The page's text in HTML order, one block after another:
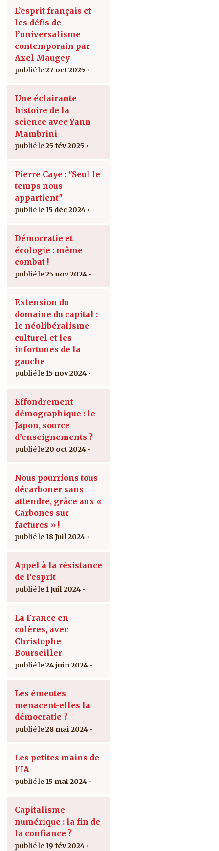
L’esprit français et
les défis de
l’universalisme
contemporain par
Axel Maugey
27 oct 2025
Une éclairante
histoire de la
science avec Yann
Mambrini
25 fév 2025
Pierre Caye : "Seul le
temps nous
appartient"
15 déc 2024
Démocratie et
écologie : même
combat !
25 nov 2024
Extension du
domaine du capital :
le néolibéralisme
culturel et les
infortunes de la
gauche
15 nov 2024
Effondrement
démographique : le
Japon, source
d’enseignements ?
20 oct 2024
Nous pourrions tous
décarboner sans
attendre, grâce aux «
Carbones sur
factures » !
18 Juil 2024
Appel à la résistance
de l’esprit
1 Juil 2024
La France en
colères, avec
Christophe
Bourseiller
24 juin 2024
Les émeutes
menacent-elles la
démocratie ?
28 mai 2024
Les petites mains de
l'IA
15 mai 2024
Capitalisme
numérique : la fin de
la confiance ?
19 fév 2024